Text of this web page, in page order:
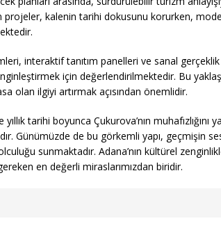
projeler, kalenin tarihi dokusunu korurken,
interaktif tanıtım panelleri ve sanal
için değerlendirilmektedir. Bu
olan ilgiyi artırmak açısından önemlidir.
tarihi boyunca Çukurova’nın muhafızlığını
Günümüzde de bu görkemli yapı, geçmişin
sunmaktadır. Adana’nın kültürel
en değerli miraslarımızdan biridir.